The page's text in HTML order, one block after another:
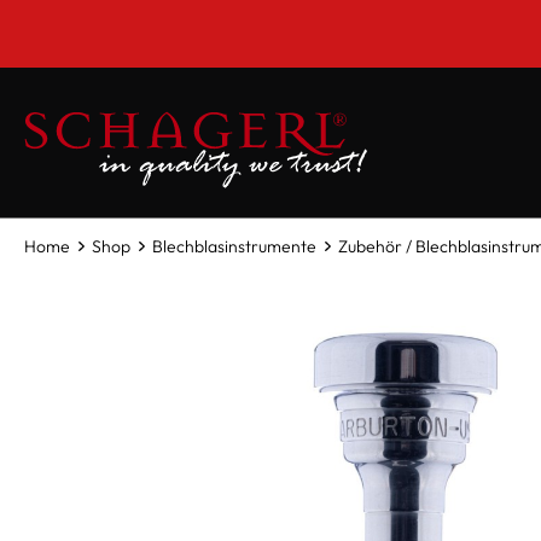
Home Shop Blechblasinstrumente Zubehör /